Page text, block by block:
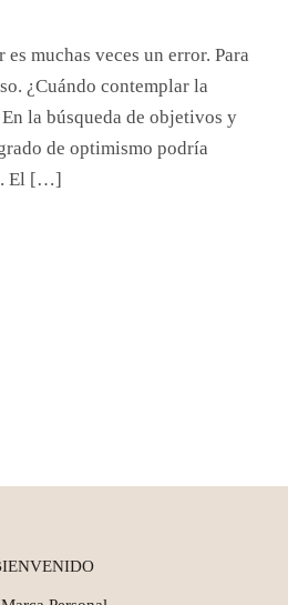
muchas veces un error. Para
¿Cuándo contemplar la
la búsqueda de objetivos y
de optimismo podría
El […]